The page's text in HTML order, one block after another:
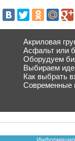
Акриловая
Асфальт или
Оборудуем
Выбираем
Как выбрать
Современные